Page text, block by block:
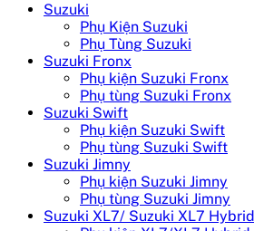
Suzuki
Phụ Kiện Suzuki
Phụ Tùng Suzuki
Suzuki Fronx
Phụ kiện Suzuki Fronx
Phụ tùng Suzuki Fronx
Suzuki Swift
Phụ kiện Suzuki Swift
Phụ tùng Suzuki Swift
Suzuki Jimny
Phụ kiện Suzuki Jimny
Phụ tùng Suzuki Jimny
Suzuki XL7/ Suzuki XL7 Hybrid